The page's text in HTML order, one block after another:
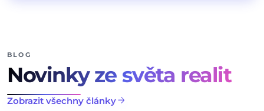
BLOG
Novinky ze světa realit
Zobrazit všechny článkyarrow_forward